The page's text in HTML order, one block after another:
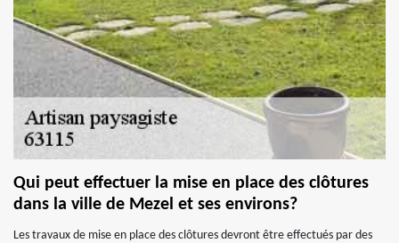
Qui peut effectuer la mise en place des clôtures
dans la ville de Mezel et ses environs?
Les travaux de mise en place des clôtures devront être effectués par des